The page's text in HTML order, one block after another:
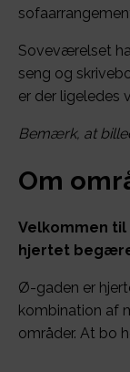
Soveværelset
seng og
er der ligeledes
Bemærk, at
Om
Velkommen
hjertet
Ø-gaden er
kombination af
områder. At bo